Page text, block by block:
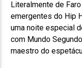
Literalmente de
emergentes do Hip
uma noite especial
com Mundo
maestro do